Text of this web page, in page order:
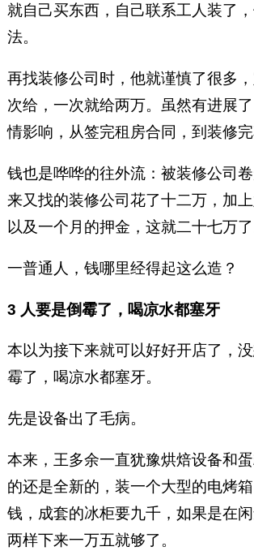
就自己买东西，自己联系工人装了
法。
再找装修公司时，他就谨慎了很多
次给，一次就给两万。虽然有进展
情影响，从签完租房合同，到装修完
钱也是哗哗的往外流：被装修公司
来又找的装修公司花了十二万，加
以及一个月的押金，这就二十七万了
一普通人，钱哪里经得起这么造？
3 人要是倒霉了，喝凉水都塞牙
本以为接下来就可以好好开店了，
霉了，喝凉水都塞牙。
先是设备出了毛病。
本来，王多余一直犹豫烘焙设备和
的还是全新的，装一个大型的电烤
钱，成套的冰柜要九千，如果是在闲
两样下来一万五就够了。